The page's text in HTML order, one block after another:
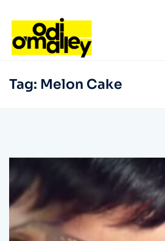
Tag: Melon Cake